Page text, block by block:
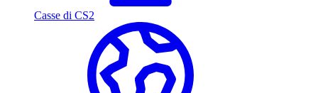
Casse di CS2